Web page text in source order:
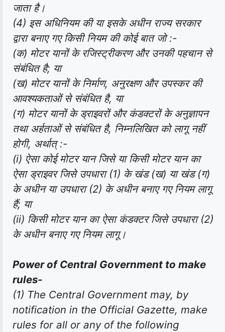
जाता है।
(4) इस अधिनियम की या इसके अधीन राज्य सरकार
द्वारा बनाए गए किसी नियम की कोई बात जो :-
(क) मोटर यानों के रजिस्ट्रीकरण और उनकी पहचान से
संबंधित है; या
(ख) मोटर यानों के निर्माण, अनुरक्षण और उपस्कर की
आवश्यकताओं से संबंधित है, या
(ग) मोटर यानों के ड्राइवरों और कंडक्टरों के अनुज्ञापन
तथा अर्हताओं से संबंधित है, निम्नलिखित को लागू नहीं
होगी, अर्थात् :-
(i) ऐसा कोई मोटर यान जिसे या किसी मोटर यान का
ऐसा ड्राइवर जिसे उपधारा (1) के खंड (ख) या खंड (ग)
के अधीन या उपधारा (2) के अधीन बनाए गए नियम लागू
हैं; या
(ii) किसी मोटर यान का ऐसा कंडक्टर जिसे उपधारा (2)
के अधीन बनाए गए नियम लागू।
Power of Central Government to make
rules-
(1) The Central Government may, by
notification in the Official Gazette, make
rules for all or any of the following